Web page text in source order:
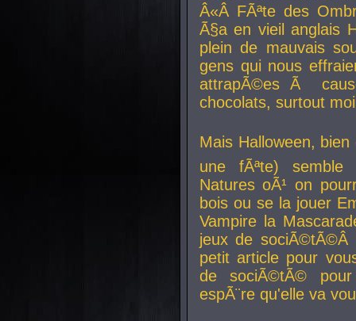
Â«Â FÃªte des
Ã§a en vieil anglais
plein de mauvais
gens qui nous
attrapÃ©es Ã
chocolats, surtout
Mais Halloween, bien
une fÃªte) semble
Natures oÃ¹ on
bois ou se la jouer
Vampire la
jeux de
petit article pour
de sociÃ©tÃ©
espÃ¨re qu'elle va